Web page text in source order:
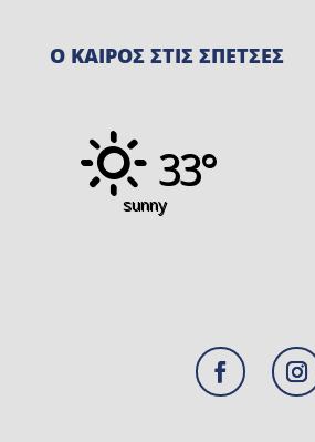
Ο ΚΑΙΡΟΣ ΣΤΙΣ ΣΠΕΤΣΕΣ
33°
sunny